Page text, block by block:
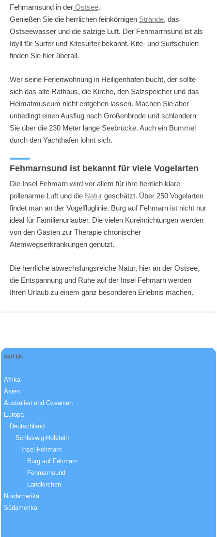
Fehmarnsund in der Ostsee.
Genießen Sie die herrlichen feinkörnigen Strände, das
Ostseewasser und die salzige Luft. Der Fehmarrnsund ist als
Idyll für Surfer und Kitesurfer bekannt. Kite- und Surfschulen
finden Sie hier überall.
Wer seine Ferienwohnung in Heiligenhafen bucht, der sollte
sich das alte Rathaus, die Kirche, den Salzspeicher und das
Heimatmuseum nicht entgehen lassen. Machen Sie aber
unbedingt einen Ausflug nach Großenbrode und schlendern
Sie über die 230 Meter lange Seebrücke. Auch ein Bummel
durch den Yachthafen lohnt sich.
Fehmarnsund ist bekannt für viele Vogelarten
Die Insel Fehmarn wird vor allem für ihre herrlich klare
pollenarme Luft und die Natur geschätzt. Über 250 Vogelarten
findet man an der Vogelfluglinie. Burg auf Fehmarn ist nicht nur
ideal für Familienurlauber. Die vielen Kureinrichtungen werden
von den Gästen zur Therapie chronischer
Atemwegserkrankungen genutzt.
Die herrliche abwechslungsreiche Natur, hier an der Ostsee,
die Entspannung und Ruhe auf der Insel Fehmarn werden
Ihren Urlaub zu einem ganz besonderen Erlebnis machen.
SEITEN
Afrika
Asien
Australien und Ozeanien
Europa
Deutschland
Schleswig-Holstein
Insel Fehmarn
Burg auf Fehmarn
Fehmarnsund
Landkirchen
Nordamerika
Südamerika